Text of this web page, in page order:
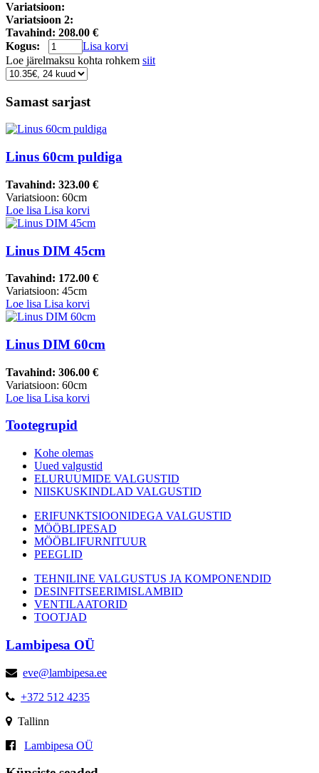
Variatsioon:
Variatsioon 2:
Tavahind: 208.00 €
Kogus:
Lisa korvi
Loe järelmaksu kohta rohkem siit
Samast sarjast
Linus 60cm puldiga
Tavahind: 323.00 €
Variatsioon: 60cm
Loe lisa Lisa korvi
Linus DIM 45cm
Tavahind: 172.00 €
Variatsioon: 45cm
Loe lisa Lisa korvi
Linus DIM 60cm
Tavahind: 306.00 €
Variatsioon: 60cm
Loe lisa Lisa korvi
Tootegrupid
Kohe olemas
Uued valgustid
ELURUUMIDE VALGUSTID
NIISKUSKINDLAD VALGUSTID
ERIFUNKTSIOONIDEGA VALGUSTID
MÖÖBLIPESAD
MÖÖBLIFURNITUUR
PEEGLID
TEHNILINE VALGUSTUS JA KOMPONENDID
DESINFITSEERIMISLAMBID
VENTILAATORID
TOOTJAD
Lambipesa OÜ
eve@lambipesa.ee
+372 512 4235
Tallinn
Lambipesa OÜ